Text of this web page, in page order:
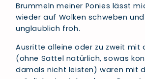
Brummeln meiner Ponies lässt
wieder auf Wolken schweben
unglaublich froh.
Ausritte alleine oder zu zweit mit
(ohne Sattel natürlich, sowas
damals nicht leisten) waren mit